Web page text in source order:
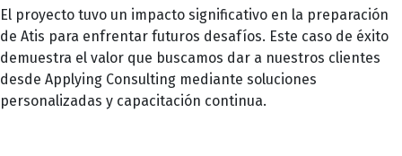
El proyecto tuvo un impacto significativo en la preparación
de Atis para enfrentar futuros desafíos. Este caso de éxito
demuestra el valor que buscamos dar a nuestros clientes
desde Applying Consulting mediante soluciones
personalizadas y capacitación continua.